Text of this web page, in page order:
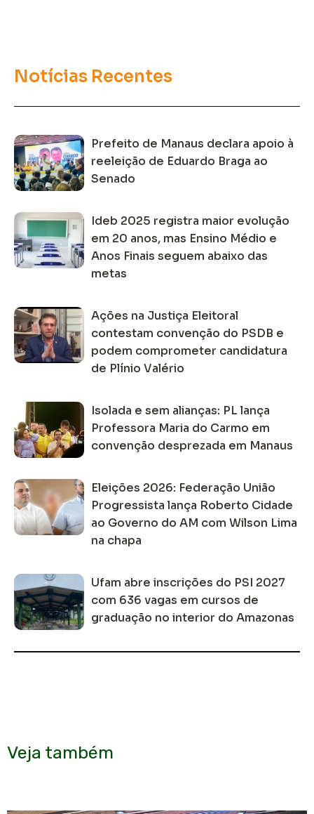
Notícias Recentes
Prefeito de Manaus declara apoio à
reeleição de Eduardo Braga ao
Senado
Ideb 2025 registra maior evolução
em 20 anos, mas Ensino Médio e
Anos Finais seguem abaixo das
metas
Ações na Justiça Eleitoral
contestam convenção do PSDB e
podem comprometer candidatura
de Plínio Valério
Isolada e sem alianças: PL lança
Professora Maria do Carmo em
convenção desprezada em Manaus
Eleições 2026: Federação União
Progressista lança Roberto Cidade
ao Governo do AM com Wilson Lima
na chapa
Ufam abre inscrições do PSI 2027
com 636 vagas em cursos de
graduação no interior do Amazonas
Veja também